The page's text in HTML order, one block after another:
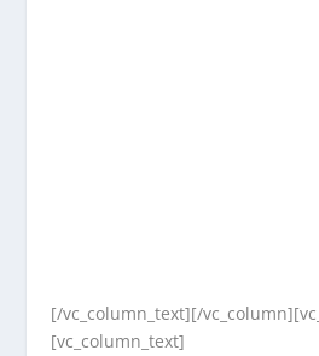
[/vc_column_text][/
[vc_column_text]